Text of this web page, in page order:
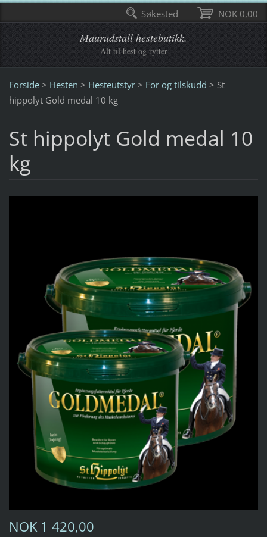
Maurudstall hestebutikk.
Alt til hest og rytter
Forside > Hesten > Hesteutstyr > For og tilskudd > St
hippolyt Gold medal 10 kg
St hippolyt Gold medal 10
kg
NOK 1 420,00
NOK 0,00
Søkested